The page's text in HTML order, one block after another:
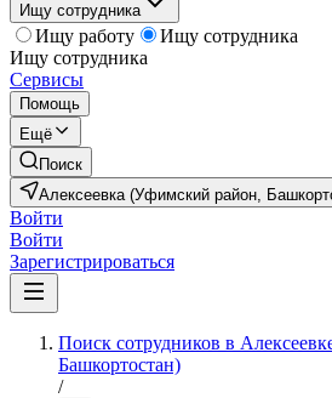
Ищу сотрудника
Ищу работу
Ищу сотрудника
Ищу сотрудника
Сервисы
Помощь
Ещё
Поиск
Алексеевка (Уфимский район,
Войти
Войти
Зарегистрироваться
Поиск сотрудников в
Башкортостан)
/